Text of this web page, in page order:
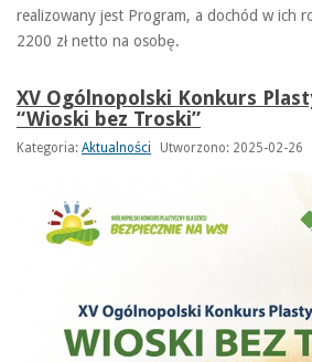
realizowany jest Program, a dochód w ich
2200 zł netto na osobę.
XV Ogólnopolski Konkurs
“Wioski bez Troski”
Kategoria: Aktualności Utworzono: 2025-02-26